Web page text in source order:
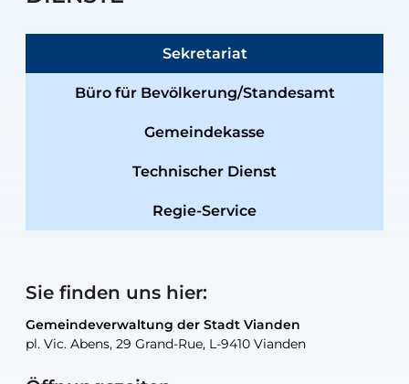
Sekretariat
Büro für Bevölkerung/Standesamt
Gemeindekasse
Technischer Dienst
Regie-Service
Sie finden uns hier:
Gemeindeverwaltung der Stadt Vianden
pl. Vic. Abens, 29 Grand-Rue, L-9410 Vianden
Gemeindeverwaltung der Stadt Vianden
pl. Vic. Abens, 29 Grand-Rue, L-9410 Vianden
Gemeindeverwaltung der Stadt Vianden
pl. Vic. Abens, 29 Grand-Rue, L-9410 Vianden
Gemeindeverwaltung der Stadt Vianden
pl. Vic. Abens, 29 Grand-Rue, L-9410 Vianden
Gemeindewerkstatt der Stadt Vianden
30, rue Neugarten, L-9422 Vianden